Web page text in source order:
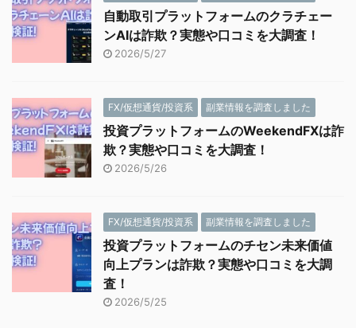
自動取引プラットフォームのクラチェー
ンAIは詐欺？実態や口コミを大調査！
2026/5/27
FX/仮想通貨/投資系 副業情報を調査しました
投資プラットフォームのWeekendFXは詐
欺？実態や口コミを大調査！
2026/5/26
FX/仮想通貨/投資系 副業情報を調査しました
投資プラットフォームのチセン未来価値
向上プランは詐欺？実態や口コミを大調
査！
2026/5/25